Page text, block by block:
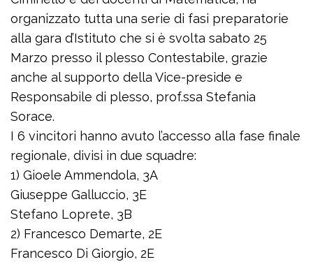
organizzato tutta una serie di fasi preparatorie
alla gara d’Istituto che si è svolta sabato 25
Marzo presso il plesso Contestabile, grazie
anche al supporto della Vice-preside e
Responsabile di plesso, prof.ssa Stefania
Sorace.
I 6 vincitori hanno avuto l’accesso alla fase finale
regionale, divisi in due squadre:
1) Gioele Ammendola, 3A
Giuseppe Galluccio, 3E
Stefano Loprete, 3B
2) Francesco Demarte, 2E
Francesco Di Giorgio, 2E